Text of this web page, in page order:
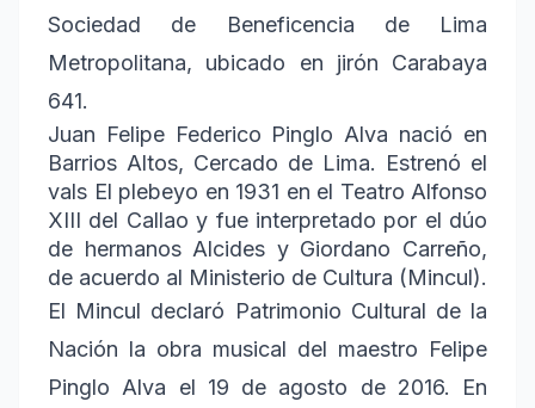
Sociedad de Beneficencia de Lima
Metropolitana, ubicado en jirón Carabaya
641.
Juan Felipe Federico Pinglo Alva nació en
Barrios Altos, Cercado de Lima. Estrenó el
vals El plebeyo en 1931 en el Teatro Alfonso
XIII del Callao y fue interpretado por el dúo
de hermanos Alcides y Giordano Carreño,
de acuerdo al Ministerio de Cultura (Mincul).
El Mincul declaró Patrimonio Cultural de la
Nación la obra musical del maestro Felipe
Pinglo Alva el 19 de agosto de 2016. En